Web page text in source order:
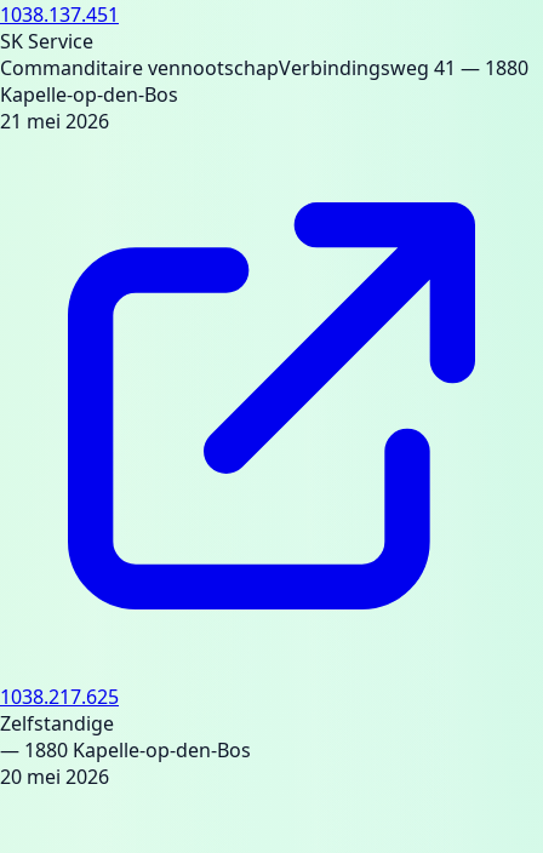
1038.137.451
SK Service
Commanditaire vennootschapVerbindingsweg 41 — 1880
Kapelle-op-den-Bos
21 mei 2026
1038.217.625
Zelfstandige
— 1880 Kapelle-op-den-Bos
20 mei 2026